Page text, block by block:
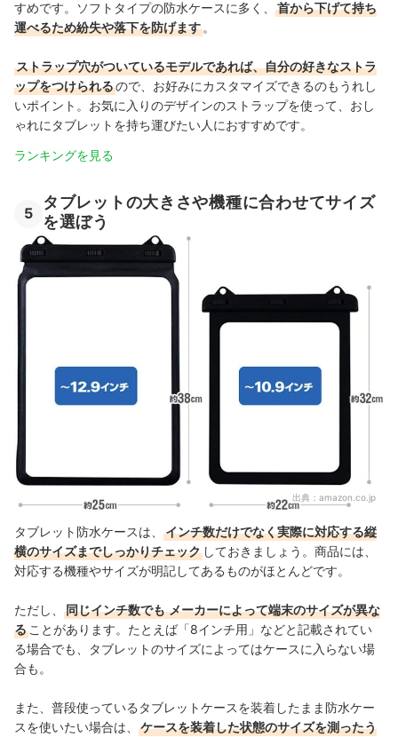
すめです。ソフトタイプの防水ケースに多く、
首から下げて持ち
運べるため紛失や落下を防げます。
ストラップ穴がついているモデルであれば、自分の好きなストラ
ップをつけられるので、お好みにカスタマイズできるのもうれし
いポイント。お気に入りのデザインのストラップを使って、 おし
ゃれにタブレットを持ち運びたい人におすすめです。
ランキングを見る
5
タブレットの大きさや機種に合わせてサイズ
を選ぼう
出典： amazon.co.jp
タブレット防水ケースは、
インチ数だけでなく実際に対応する縦
横のサイズまでしっかりチェック しておきましょう。商品には、
対応する機種やサイズが明記してあるものがほとんどです。
ただし、 同じインチ数でも メーカーによって端末のサイズが異な
る ことがあります。たとえば「8インチ用」などと記載されてい
る場合でも、タブレットのサイズによってはケースに入らない場
合も。
また、普段使っているタブレットケースを装着したまま防水ケー
スを使いたい場合は、
ケースを装着した状態のサイズを測ったう